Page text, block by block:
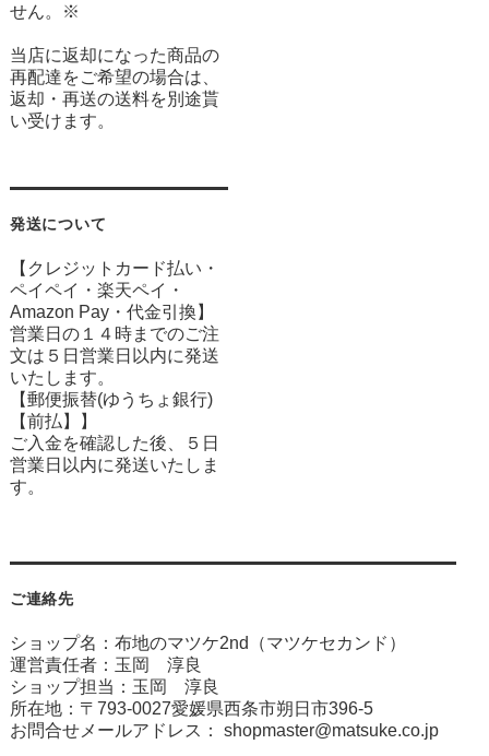
せん。※
当店に返却になった商品の
再配達をご希望の場合は、
返却・再送の送料を別途貰
い受けます。
発送について
【クレジットカード払い・
ペイペイ・楽天ペイ・
Amazon Pay・ 代金引換】
営業日の１４時までのご注
文は５日営業日以内に発送
いたします。
【郵便振替(ゆうちょ銀行)
【前払】】
ご入金を確認した後、５日
営業日以内に発送いたしま
す。
ご連絡先
ショップ名：布地のマツケ2nd（マツケセカンド）
運営責任者：玉岡 淳良
ショップ担当：玉岡 淳良
所在地：〒793-0027愛媛県西条市朔日市396-5
お問合せメールアドレス： shopmaster@matsuke.co.jp